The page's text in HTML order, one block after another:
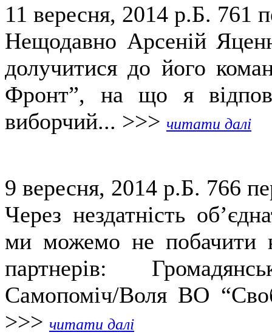
11 вересня, 2014 р.Б. 761
Нещодавно Арсеній
долучитися до його
Фронт”, на що я
виборчий... >>> читати далі
9 вересня, 2014 р.Б. 766
Через нездатність
ми можемо не побачити
партнерів:
Самопоміч/Воля ВО
>>> читати далі